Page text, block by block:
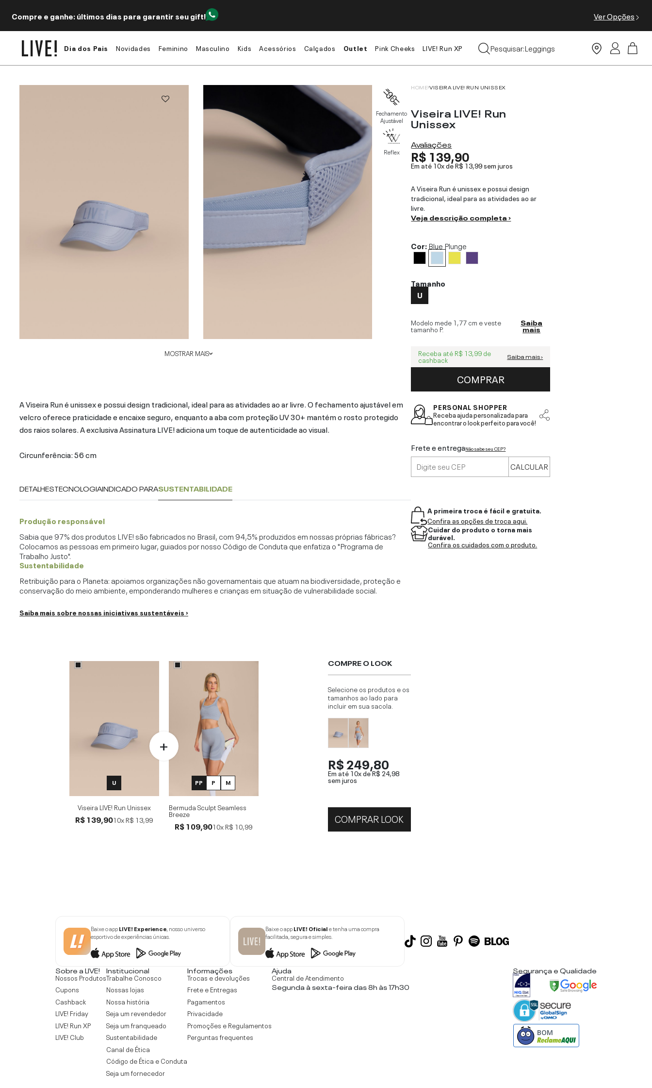
Compre e ganhe: últimos dias para garantir seu gift! Ver Opções
Dia dos Pais Novidades Feminino Masculino Kids Acessórios Calçados Outlet Pink Cheeks LIVE! Run XP
Pesquisar:
Tops
Leggings
MOSTRAR MAIS
Fechamento
Ajustável
Reflex
A Viseira Run é unissex e possui design tradicional, ideal para as atividades ao ar livre. O fechamento ajustável em
velcro oferece praticidade e encaixe seguro, enquanto a aba com proteção UV 30+ mantém o rosto protegido
dos raios solares. A exclusiva Assinatura LIVE! adiciona um toque de autenticidade ao visual.
Circunferência: 56 cm
DETALHESTECNOLOGIAINDICADO PARASUSTENTABILIDADE
Produção responsável
Sabia que 97% dos produtos LIVE! são fabricados no Brasil, com 94,5% produzidos em nossas próprias fábricas?
Colocamos as pessoas em primeiro lugar, guiados por nosso Código de Conduta que enfatiza o "Programa de
Trabalho Justo".
Sustentabilidade
Retribuição para o Planeta: apoiamos organizações não governamentais que atuam na biodiversidade, proteção e
conservação do meio ambiente, emponderando mulheres e crianças em situação de vulnerabilidade social.
Saiba mais sobre nossas iniciativas sustentáveis ›
U
Viseira LIVE! Run Unissex
R$ 139,9010xR$ 13,99
PP P M
Bermuda Sculpt Seamless
Breeze
R$ 109,9010xR$ 10,99
COMPRE O LOOK
Selecione os produtos e os
tamanhos ao lado para
incluir em sua sacola.
R$ 249,80
Em até 10x deR$ 24,98
sem juros
COMPRAR LOOK
HOME VISEIRA LIVE! RUN UNISSEX
Viseira LIVE! Run
Unissex
Avaliações
R$ 139,90
Em até 10x deR$ 13,99sem juros
A Viseira Run é unissex e possui design
tradicional, ideal para as atividades ao ar
livre.
Veja descrição completa ›
Cor:Blue Plunge
Tamanho
U
Modelo mede 1,77 cm e veste
tamanho P.
Saiba
mais
Receba até R$ 13,99 de
cashback Saiba mais ›
COMPRAR
PERSONAL SHOPPER
Receba ajuda personalizada para
encontrar o look perfeito para você!
Frete e entregaNão sabe seu CEP?
CALCULAR
A primeira troca é fácil e gratuita.
Confira as opções de troca aqui.
Cuidar do produto o torna mais
durável.
Confira os cuidados com o produto.
Baixe o appLIVE! Experience, nosso universo
esportivo de experiências únicas.
Baixe o appLIVE! Oficiale tenha uma compra
facilitada, segura e simples.
Sobre a LIVE!
Nossos Produtos
Cupons
Cashback
LIVE! Friday
LIVE! Run XP
LIVE! Club
Institucional
Trabalhe Conosco
Nossas lojas
Nossa história
Seja um revendedor
Seja um franqueado
Sustentabilidade
Canal de Ética
Código de Ética e Conduta
Seja um fornecedor
Informações
Trocas e devoluções
Frete e Entregas
Pagamentos
Privacidade
Promoções e Regulamentos
Perguntas frequentes
Ajuda
Central de Atendimento
Segunda à sexta-feira das 8h às 17h30
Segurança e Qualidade
BOM